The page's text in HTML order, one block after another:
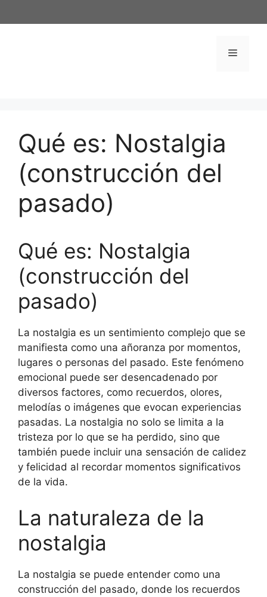
al
Menú
Qué es: Nostalgia
(construcción del
pasado)
Qué es: Nostalgia
(construcción del
pasado)
La nostalgia es un sentimiento complejo que se
manifiesta como una añoranza por momentos,
lugares o personas del pasado. Este fenómeno
emocional puede ser desencadenado por
diversos factores, como recuerdos, olores,
melodías o imágenes que evocan experiencias
pasadas. La nostalgia no solo se limita a la
tristeza por lo que se ha perdido, sino que
también puede incluir una sensación de calidez
y felicidad al recordar momentos significativos
de la vida.
La naturaleza de la
nostalgia
La nostalgia se puede entender como una
construcción del pasado, donde los recuerdos